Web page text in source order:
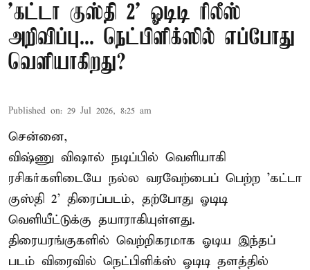
'கட்டா குஸ்தி 2' ஓடிடி ரிலீஸ்
அறிவிப்பு... நெட்பிளிக்ஸில் எப்போது
வெளியாகிறது?
Published on: 29 Jul 2026, 8:25 am
சென்னை,
விஷ்ணு விஷால் நடிப்பில் வெளியாகி
ரசிகர்களிடையே நல்ல வரவேற்பைப் பெற்ற 'கட்டா
குஸ்தி 2' திரைப்படம், தற்போது ஓடிடி
வெளியீட்டுக்கு தயாராகியுள்ளது.
திரையரங்குகளில் வெற்றிகரமாக ஓடிய இந்தப்
படம் விரைவில் நெட்பிளிக்ஸ் ஓடிடி தளத்தில்